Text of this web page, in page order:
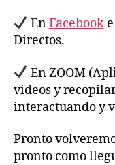
EnFacebooke
Directos.
En ZOOM
videos y
interactuando y
Pronto
pronto como